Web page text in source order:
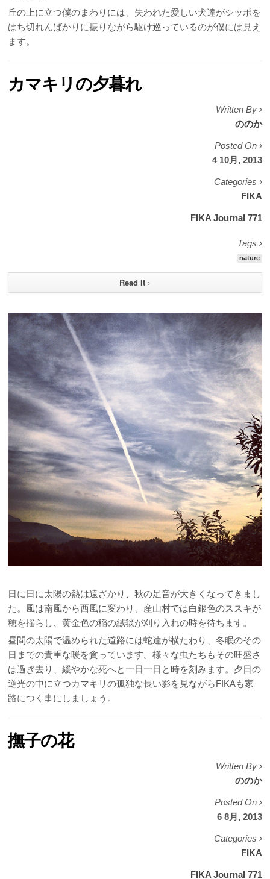
丘の上に立つ僕のまわりには、失われた愛しい犬達がシッポを
はち切れんばかりに振りながら駆け巡っているのが僕には見え
ます。
カマキリの夕暮れ
Written By ›
ののか
Posted On ›
4 10月, 2013
Categories ›
FIKA
FIKA Journal 771
Tags ›
nature
Read It ›
日に日に太陽の熱は遠ざかり、秋の足音が大きくなってきまし
た。風は南風から西風に変わり、産山村では白銀色のススキが
穂を揺らし、黄金色の稲の絨毯が刈り入れの時を待ちます。
昼間の太陽で温められた道路には蛇達が横たわり、冬眠のその
日までの貴重な暖を貪っています。様々な虫たちもその旺盛さ
は過ぎ去り、緩やかな死へと一日一日と時を刻みます。夕日の
逆光の中に立つカマキリの孤独な長い影を見ながらFIKAも家
路につく事にしましょう。
撫子の花
Written By ›
ののか
Posted On ›
6 8月, 2013
Categories ›
FIKA
FIKA Journal 771